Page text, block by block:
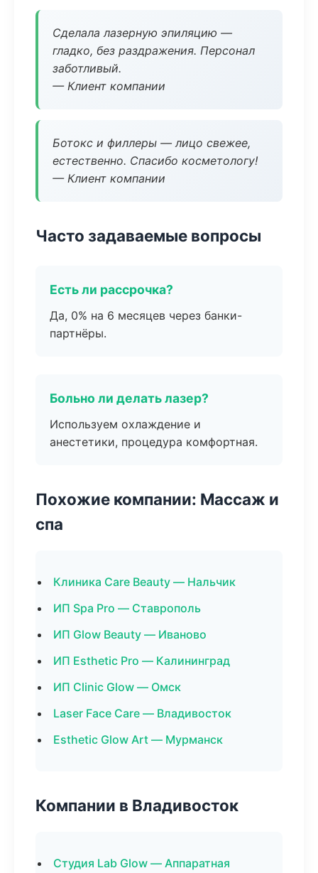
Сделала лазерную эпиляцию —
гладко, без раздражения. Персонал
заботливый.
— Клиент компании
Ботокс и филлеры — лицо свежее,
естественно. Спасибо косметологу!
— Клиент компании
Часто задаваемые вопросы
Есть ли рассрочка?
Да, 0% на 6 месяцев через банки-
партнёры.
Больно ли делать лазер?
Используем охлаждение и
анестетики, процедура комфортная.
Похожие компании: Массаж и
спа
Клиника Care Beauty — Нальчик
ИП Spa Pro — Ставрополь
ИП Glow Beauty — Иваново
ИП Esthetic Pro — Калининград
ИП Clinic Glow — Омск
Laser Face Care — Владивосток
Esthetic Glow Art — Мурманск
Компании в Владивосток
Студия Lab Glow — Аппаратная